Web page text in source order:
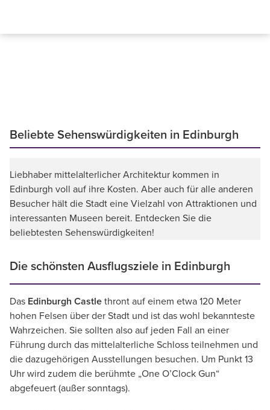
Beliebte Sehenswürdigkeiten in Edinburgh
Liebhaber mittelalterlicher Architektur kommen in
Edinburgh voll auf ihre Kosten. Aber auch für alle anderen
Besucher hält die Stadt eine Vielzahl von Attraktionen und
interessanten Museen bereit. Entdecken Sie die
beliebtesten Sehenswürdigkeiten!
Die schönsten Ausflugsziele in Edinburgh
Das Edinburgh Castle thront auf einem etwa 120 Meter
hohen Felsen über der Stadt und ist das wohl bekannteste
Wahrzeichen. Sie sollten also auf jeden Fall an einer
Führung durch das mittelalterliche Schloss teilnehmen und
die dazugehörigen Ausstellungen besuchen. Um Punkt 13
Uhr wird zudem die berühmte „One O’Clock Gun“
abgefeuert (außer sonntags).